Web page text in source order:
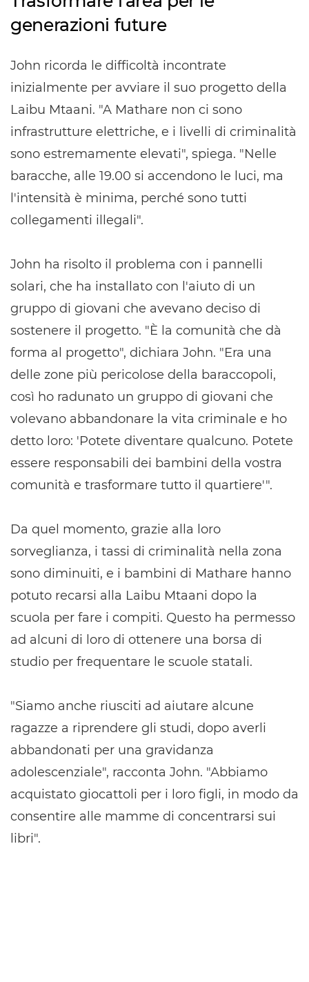
generazioni future
John ricorda le difficoltà incontrate
inizialmente per avviare il suo progetto della
Laibu Mtaani. "A Mathare non ci sono
infrastrutture elettriche, e i livelli di criminalità
sono estremamente elevati", spiega. "Nelle
baracche, alle 19.00 si accendono le luci, ma
l'intensità è minima, perché sono tutti
collegamenti illegali".
John ha risolto il problema con i pannelli
solari, che ha installato con l'aiuto di un
gruppo di giovani che avevano deciso di
sostenere il progetto. "È la comunità che dà
forma al progetto", dichiara John. "Era una
delle zone più pericolose della baraccopoli,
così ho radunato un gruppo di giovani che
volevano abbandonare la vita criminale e ho
detto loro: 'Potete diventare qualcuno. Potete
essere responsabili dei bambini della vostra
comunità e trasformare tutto il quartiere'".
Da quel momento, grazie alla loro
sorveglianza, i tassi di criminalità nella zona
sono diminuiti, e i bambini di Mathare hanno
potuto recarsi alla Laibu Mtaani dopo la
scuola per fare i compiti. Questo ha permesso
ad alcuni di loro di ottenere una borsa di
studio per frequentare le scuole statali.
"Siamo anche riusciti ad aiutare alcune
ragazze a riprendere gli studi, dopo averli
abbandonati per una gravidanza
adolescenziale", racconta John. "Abbiamo
acquistato giocattoli per i loro figli, in modo da
consentire alle mamme di concentrarsi sui
libri".